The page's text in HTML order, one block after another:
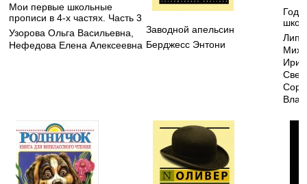
Мои первые школьные
прописи в 4-х частях. Часть 3
Узорова Ольга Васильевна
Нефедова Елена Алексеевна
Заводной апельсин
Берджесс Энтони